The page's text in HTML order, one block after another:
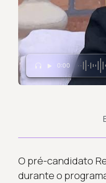
0:00
O pré-candidato
durante o